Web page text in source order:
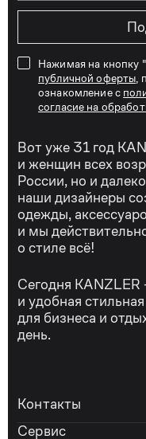
Нажимая на кнопку
публичной оферты
ознакомление с
согласие на
Вот уже 31 год
и женщин всех
России, но и
наши дизайнеры
одежды,
и мы
о стиле всё!
Сегодня KANZLER
и удобная
для бизнеса и
день.
Контакты
Сервис